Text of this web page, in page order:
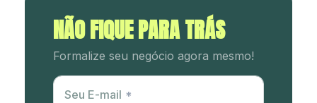
NÃO FIQUE PARA TRÁS
Formalize seu negócio agora mesmo!
Utm Content
Seu E-mail